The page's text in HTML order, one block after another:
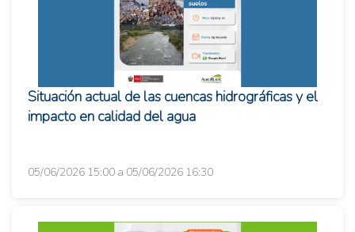
Situación actual de las cuencas hidrográficas y el
impacto en calidad del agua
05/06/2026 15:00 a 05/06/2026 16:30